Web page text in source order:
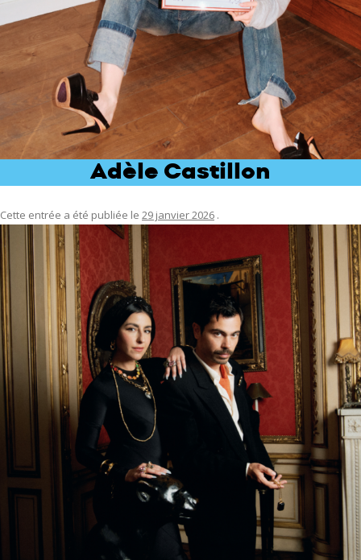
Adèle Castillon
Cette entrée a été publiée le 29 janvier 2026 .